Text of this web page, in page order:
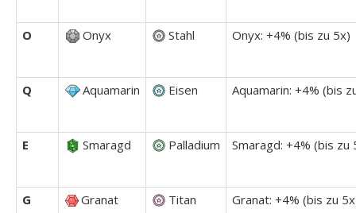
O Onyx Stahl Onyx: +4% (bis zu 5x)
Q Aquamarin Eisen Aquamarin: +4% (bis
E Smaragd Palladium Smaragd: +4% (bis zu
G Granat Titan Granat: +4% (bis zu